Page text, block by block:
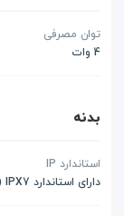
توان مصرفی
4 وات
بدنه
استاندارد IP
دارای استاندارد IPX7 (حفاظت در برابر آب و گرد و غبار )